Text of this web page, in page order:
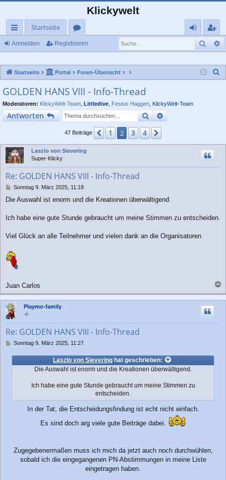
Klickywelt
ch
llz
ug
rif
f
Startseite
or
n
eg
rie
Anmelden Registrieren
Startseite Portal Foren-Übersicht
GOLDEN HANS VIII - Info-Thread
Moderatoren: KlickyWelt-Team Littledive Festus Haggen KlickyWelt-Team
Antworten SucheErweiterte Suche
47 Beiträge Vorherige
1 2 3 4
Laszlo von Sievering
Super-Klicky
Re: GOLDEN HANS VIII - Info-Thread
B
i
r
Sonntag 9. März 2025, 11:18
Die Auswahl ist enorm und die Kreationen überwältigend.
Ich habe eine gute Stunde gebraucht um meine Stimmen zu entscheiden.
Viel Glück an alle Teilnehmer und vielen dank an die Organisatoren
Juan Carlos
a
c
Playmo-family
-/-
Re: GOLDEN HANS VIII - Info-Thread
B
i
t
Sonntag 9. März 2025, 11:27
Laszlo von Sievering hat geschrieben:
Die Auswahl ist enorm und die Kreationen überwältigend.
Ich habe eine gute Stunde gebraucht um meine Stimmen zu
entscheiden.
In der Tat, die Entscheidungsfindung ist echt nicht einfach.
Es sind doch arg viele gute Beiträge dabei.
Zugegebenermaßen muss ich mich da jetzt auch noch durchwühlen,
sobald ich die eingegangenen PN-Abstimmungen in meine Liste
eingetragen haben.